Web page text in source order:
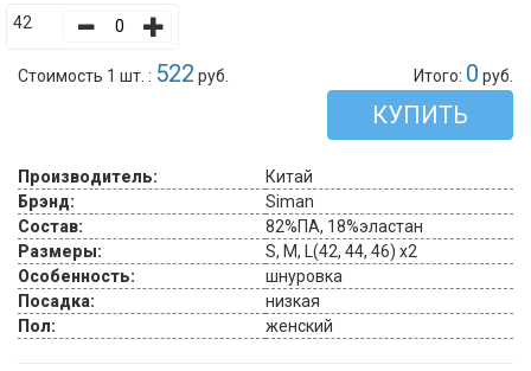
42
Стоимость 1 шт. : 522 руб. Итого: 0 руб.
КУПИТЬ
Производитель:
Китай
Брэнд:
Siman
Состав:
82%ПА, 18%эластан
Размеры:
S, M, L(42, 44, 46) x2
Особенность:
шнуровка
Посадка:
низкая
Пол:
женский